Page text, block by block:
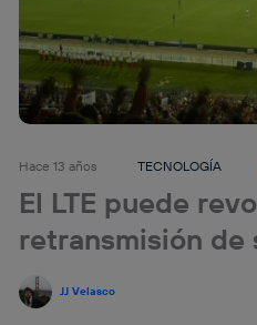
Hace 13 años TECNOLOGÍA
El LTE puede
retransmisión de
JJ Velasco